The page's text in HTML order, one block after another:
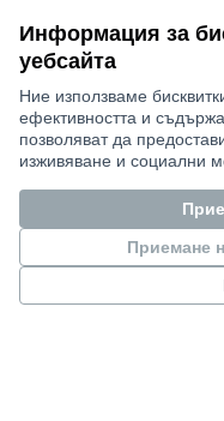
Информация за
уебсайта
Ние използваме
ефективността и
позволяват да
изживяване и социални
Приемане
Условия за ползване
Настройки на бисквитките
Bauhaus4Med в Х
Bauhaus4Med във
(Външна връзка)
Bauhaus4Med в
(Външна връзка)
Choose languageScegli